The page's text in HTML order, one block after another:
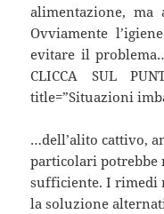
alimentazione, ma
Ovviamente
evitare il
CLICCA SUL
title=”Situazioni
…dell’alito cattivo,
particolari potrebbe
sufficiente. I rimedi
la soluzione